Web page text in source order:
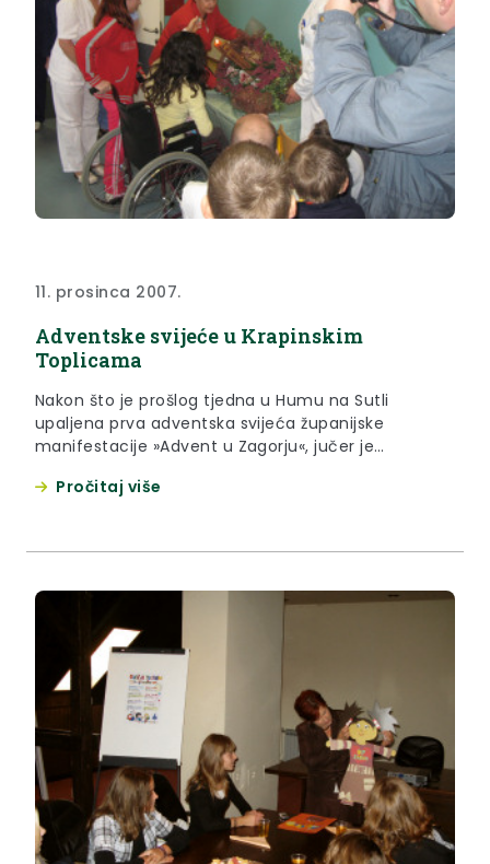
11. prosinca 2007.
Adventske svijeće u Krapinskim
Toplicama
Nakon što je prošlog tjedna u Humu na Sutli
upaljena prva adventska svijeća županijske
manifestacije »Advent u Zagorju«, jučer je
na Dječjem odjelu Specijalne bolnice za
Pročitaj više